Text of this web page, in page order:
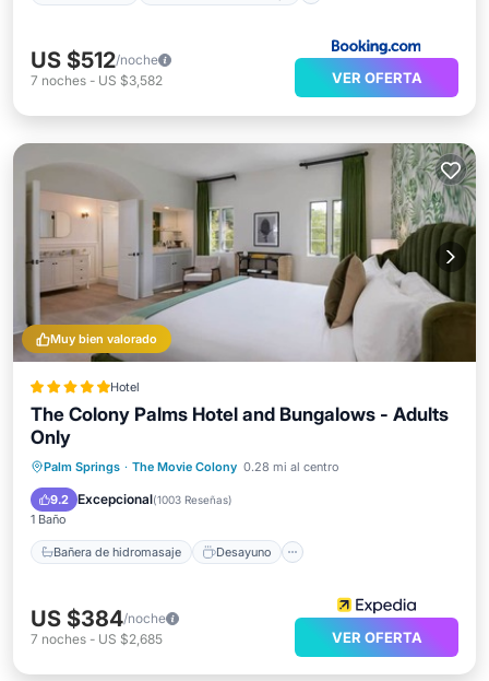
US $512/noche
7 noches - US $3,582 VER OFERTA
Muy bien valorado
Hotel
The Colony Palms Hotel and Bungalows - Adults
Only
Palm Springs · The Movie Colony 0.28 mi al centro
9.2 Excepcional(1003 Reseñas)
1 Baño
Bañera de hidromasaje Desayuno
Bañera de hidromasaje
Desayuno
Aparcamiento
US $384/noche
7 noches - US $2,685 VER OFERTA